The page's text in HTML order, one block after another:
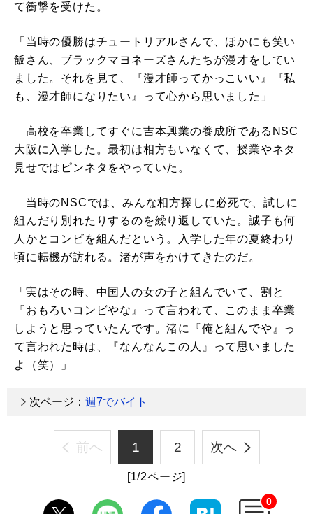
て衝撃を受けた。
「当時の優勝はチュートリアルさんで、ほかにも笑い
飯さん、ブラックマヨネーズさんたちが漫才をしてい
ました。それを見て、『漫才師ってかっこいい』『私
も、漫才師になりたい』って心から思いました」
高校を卒業してすぐに吉本興業の養成所であるNSC
大阪に入学した。最初は相方もいなくて、授業やネタ
見せではピンネタをやっていた。
当時のNSCでは、みんな相方探しに必死で、試しに
組んだり別れたりするのを繰り返していた。誠子も何
人かとコンビを組んだという。入学した年の夏終わり
頃に転機が訪れる。渚が声をかけてきたのだ。
「実はその時、中国人の女の子と組んでいて、割と
『おもろいコンビやな』って言われて、このまま卒業
しようと思っていたんです。渚に『俺と組んでや』っ
て言われた時は、『なんなんこの人』って思いました
よ（笑）」
次ページ： 週7でバイト
前へ 1 2 次へ
[1/2ページ]
0